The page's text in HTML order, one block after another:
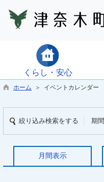
くらし・安心
ホーム ＞ イベントカレンダー
絞り込み検索をする 期間
月間表示